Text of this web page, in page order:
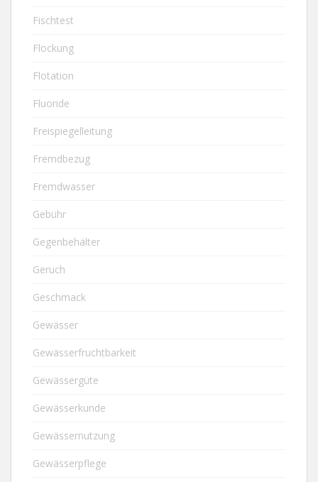
Fischtest
Flockung
Flotation
Fluoride
Freispiegelleitung
Fremdbezug
Fremdwasser
Gebühr
Gegenbehälter
Geruch
Geschmack
Gewässer
Gewässerfruchtbarkeit
Gewässergüte
Gewässerkunde
Gewässernutzung
Gewässerpflege